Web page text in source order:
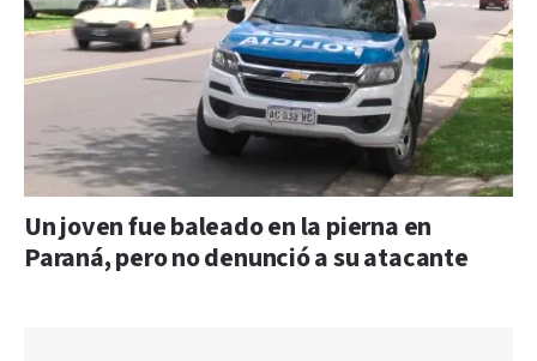
Un joven fue baleado en la pierna en
Paraná, pero no denunció a su atacante